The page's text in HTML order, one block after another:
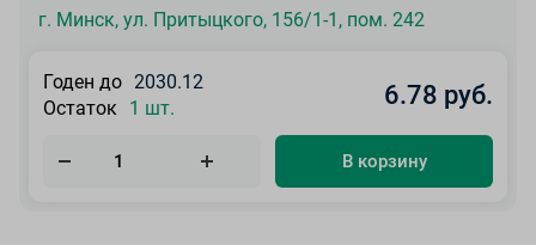
г. Минск, ул. Притыцкого, 156/1-1, пом. 242
Годен до 2030.12
Остаток
1 шт. 6.78 руб.
В корзину